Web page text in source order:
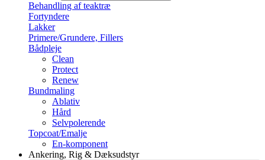
Behandling af teaktræ
Fortyndere
Lakker
Primere/Grundere, Fillers
Bådpleje
Clean
Protect
Renew
Bundmaling
Ablativ
Hård
Selvpolerende
Topcoat/Emalje
En-komponent
Ankering, Rig & Dæksudstyr